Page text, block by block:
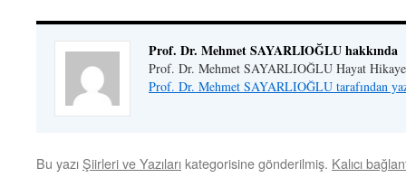
Prof. Dr. Mehmet SAYARLIOĞLU hakkında
Prof. Dr. Mehmet SAYARLIOĞLU Hayat
Prof. Dr. Mehmet SAYARLIOĞLU tarafından
Bu yazı Şiirleri ve Yazıları kategorisine gönderilmiş. Kalıcı